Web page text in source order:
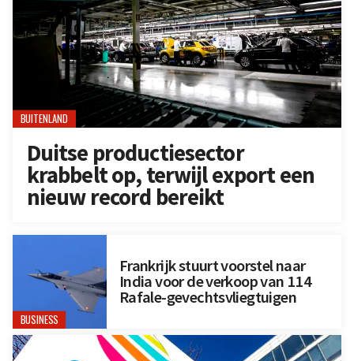
BUITENLAND
Duitse productiesector
krabbelt op, terwijl export een
nieuw record bereikt
BUSINESS
Frankrijk stuurt voorstel naar
India voor de verkoop van 114
Rafale-gevechtsvliegtuigen